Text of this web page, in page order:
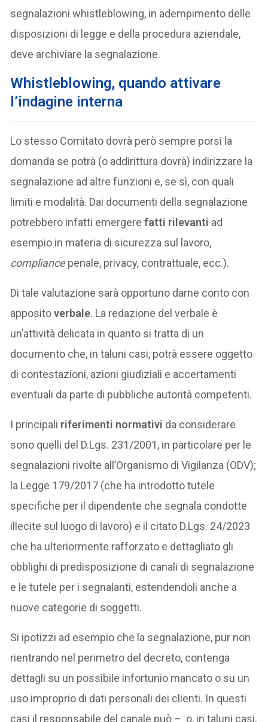
segnalazioni whistleblowing, in adempimento delle
disposizioni di legge e della procedura aziendale,
deve archiviare la segnalazione.
Whistleblowing, quando attivare
l’indagine interna
Lo stesso Comitato dovrà però sempre porsi la
domanda se potrà (o addirittura dovrà) indirizzare la
segnalazione ad altre funzioni e, se sì, con quali
limiti e modalità. Dai documenti della segnalazione
potrebbero infatti emergerefatti rilevanti ad
esempio in materia di sicurezza sul lavoro,
compliancepenale, privacy, contrattuale, ecc.).
Di tale valutazione sarà opportuno darne conto con
appositoverbale. La redazione del verbale è
un’attività delicata in quanto si tratta di un
documento che, in taluni casi, potrà essere oggetto
di contestazioni, azioni giudiziali e accertamenti
eventuali da parte di pubbliche autorità competenti.
I principali riferimenti normativi da considerare
sono quelli del D.Lgs. 231/2001, in particolare per le
segnalazioni rivolte all’Organismo di Vigilanza (ODV);
la Legge 179/2017 (che ha introdotto tutele
specifiche per il dipendente che segnala condotte
illecite sul luogo di lavoro) e il citato D.Lgs. 24/2023
che ha ulteriormente rafforzato e dettagliato gli
obblighi di predisposizione di canali di segnalazione
e le tutele per i segnalanti, estendendoli anche a
nuove categorie di soggetti.
Si ipotizzi ad esempio che la segnalazione, pur non
rientrando nel perimetro del decreto, contenga
dettagli su un possibile infortunio mancato o su un
uso improprio di dati personali dei clienti. In questi
casi il responsabile del canale può – o, in taluni casi,